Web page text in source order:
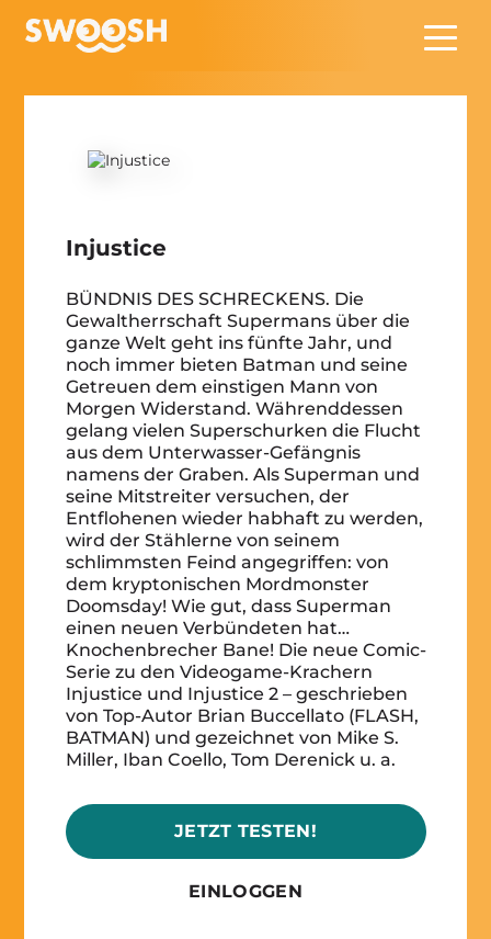
Injustice
BÜNDNIS DES SCHRECKENS. Die
Gewaltherrschaft Supermans über die
ganze Welt geht ins fünfte Jahr, und
noch immer bieten Batman und seine
Getreuen dem einstigen Mann von
Morgen Widerstand. Währenddessen
gelang vielen Superschurken die Flucht
aus dem Unterwasser-Gefängnis
namens der Graben. Als Superman und
seine Mitstreiter versuchen, der
Entflohenen wieder habhaft zu werden,
wird der Stählerne von seinem
schlimmsten Feind angegriffen: von
dem kryptonischen Mordmonster
Doomsday! Wie gut, dass Superman
einen neuen Verbündeten hat…
Knochenbrecher Bane! Die neue Comic-
Serie zu den Videogame-Krachern
Injustice und Injustice 2 – geschrieben
von Top-Autor Brian Buccellato (FLASH,
BATMAN) und gezeichnet von Mike S.
Miller, Iban Coello, Tom Derenick u. a.
JETZT TESTEN!
EINLOGGEN